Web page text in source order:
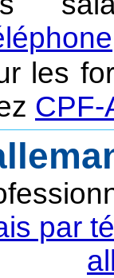
les
CPF-
par